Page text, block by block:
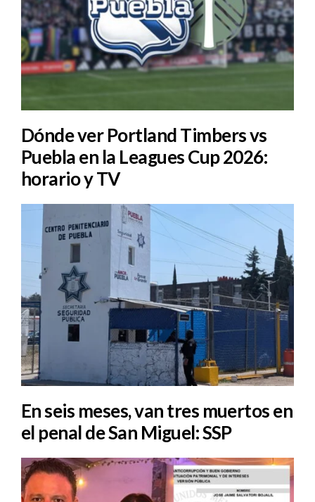
Dónde ver Portland Timbers vs
Puebla en la Leagues Cup 2026:
horario y TV
En seis meses, van tres muertos en
el penal de San Miguel: SSP